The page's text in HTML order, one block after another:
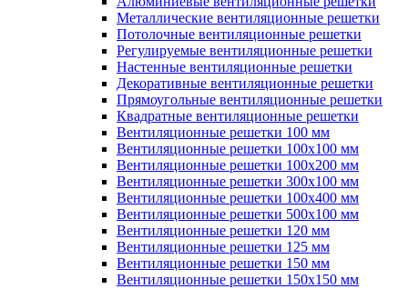
Металлические вентиляционные решетки
Потолочные вентиляционные решетки
Регулируемые вентиляционные решетки
Настенные вентиляционные решетки
Декоративные вентиляционные решетки
Прямоугольные вентиляционные решетки
Квадратные вентиляционные решетки
Вентиляционные решетки 100 мм
Вентиляционные решетки 100х100 мм
Вентиляционные решетки 100х200 мм
Вентиляционные решетки 300х100 мм
Вентиляционные решетки 100х400 мм
Вентиляционные решетки 500х100 мм
Вентиляционные решетки 120 мм
Вентиляционные решетки 125 мм
Вентиляционные решетки 150 мм
Вентиляционные решетки 150х150 мм